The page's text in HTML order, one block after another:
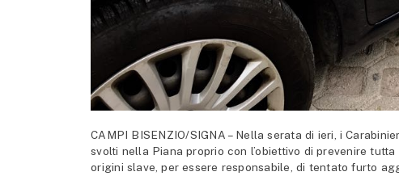
CAMPI BISENZIO/SIGNA – Nella serata di ieri, i
svolti nella Piana proprio con l’obiettivo di prevenire
origini slave, per essere responsabile, di tentato furto